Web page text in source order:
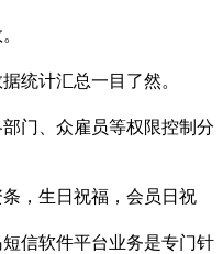
统计汇总一目了然。
门、众雇员等权限控制分
，生日祝福，会员日祝
信软件平台业务是专门针